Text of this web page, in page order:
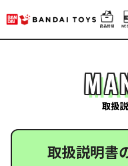
取扱
取扱説明書